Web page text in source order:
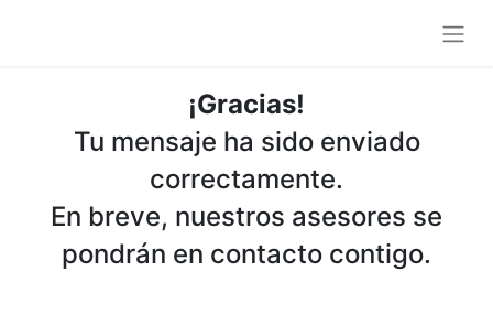
¡Gracias!
Tu mensaje ha sido enviado
correctamente.
En breve, nuestros asesores se
pondrán en contacto contigo.